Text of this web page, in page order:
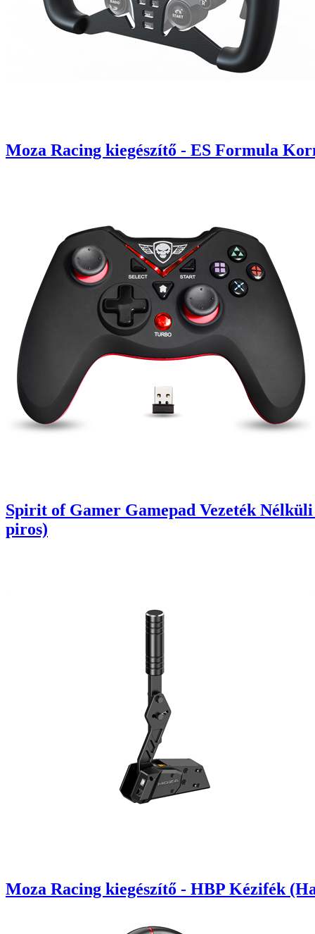
Moza Racing kiegészítő - ES Formula
Spirit of Gamer Gamepad Vezeték
piros)
Moza Racing kiegészítő - HBP Kézifék